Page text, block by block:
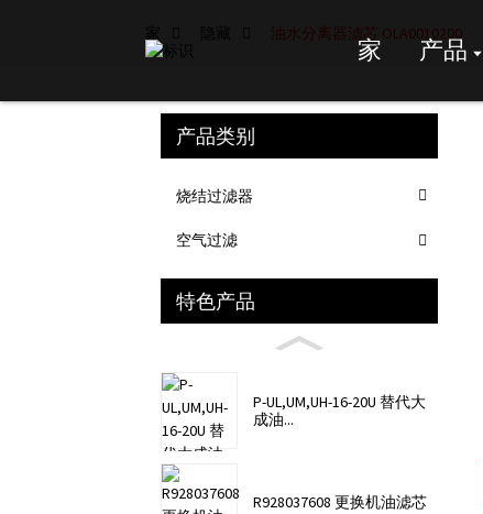
家 产品
家 隐藏 油水分离器滤芯 OLA0010200
产品类别
烧结过滤器
空气过滤
特色产品
P-UL,UM,UH-16-20U 替代大
成油...
R928037608 更换机油滤芯
Loading...
Loading...